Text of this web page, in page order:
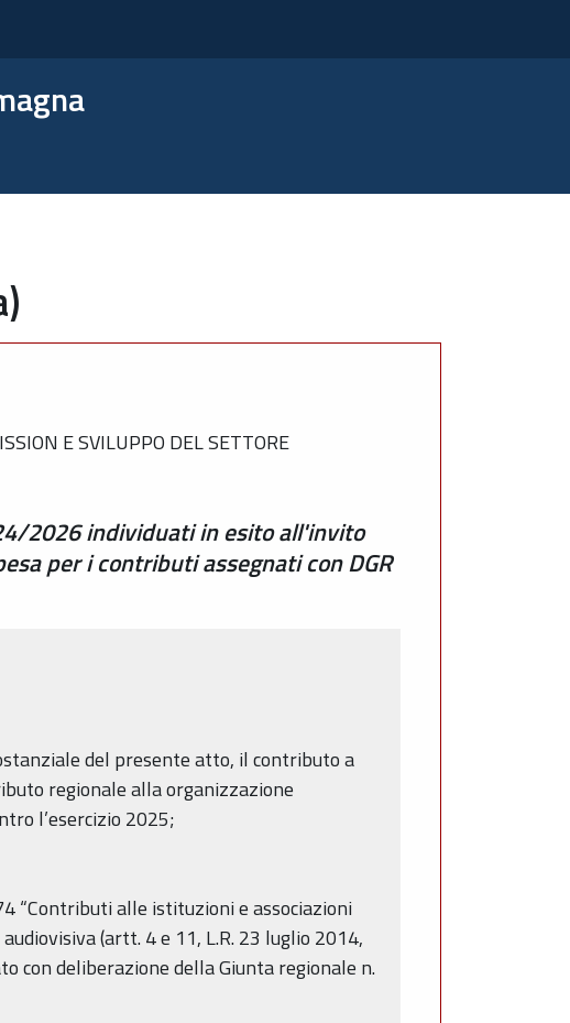
E SVILUPPO DEL SETTORE
2026 individuati in esito all'invito
per i contributi assegnati con DGR
del presente atto, il contributo a
regionale alla organizzazione
l’esercizio 2025;
“Contributi alle istituzioni e associazioni
(artt. 4 e 11, L.R. 23 luglio 2014,
con deliberazione della Giunta regionale n.